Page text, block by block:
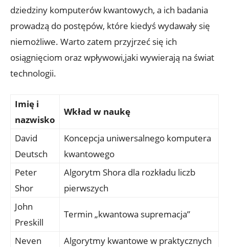
dziedziny komputerów kwantowych, a ich badania
prowadzą do postępów, które kiedyś wydawały się
niemożliwe. Warto zatem przyjrzeć się ich
osiągnięciom oraz wpływowi,jaki wywierają na świat
technologii.
Imię i
nazwisko
Wkład w naukę
David
Deutsch
Koncepcja uniwersalnego komputera
kwantowego
Peter
Shor
Algorytm Shora dla rozkładu liczb
pierwszych
John
Preskill
Termin „kwantowa supremacja”
Neven
Algorytmy kwantowe w praktycznych